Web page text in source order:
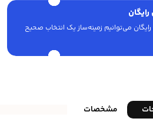
می‌توانیم زمینه‌ساز یک انتخاب صحیح
مشخصات